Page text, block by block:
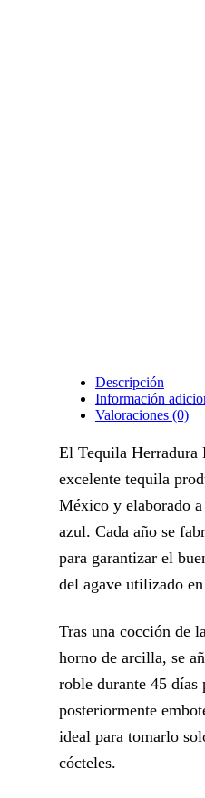
Descripción
Información
Valoraciones (0)
El Tequila Herradura
excelente tequila
México y elaborado a
azul. Cada año se
para garantizar el
del agave utilizado
Tras una cocción de
horno de arcilla, se
roble durante 45 días
posteriormente
ideal para tomarlo
cócteles.